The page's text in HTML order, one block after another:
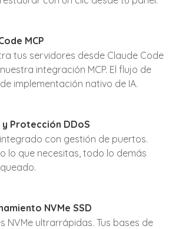
MCP
tus servidores desde Claude Code
integración MCP. El flujo de
implementación nativo de IA.
y Protección DDoS
con gestión de puertos.
lo que necesitas, todo lo demás
NVMe SSD
NVMe ultrarrápidas. Tus bases de